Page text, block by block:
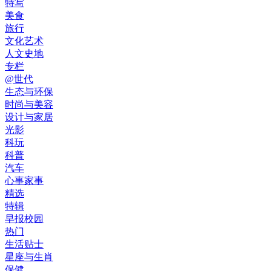
特写
美食
旅行
文化艺术
人文史地
专栏
@世代
生态与环保
时尚与美容
设计与家居
光影
科玩
科普
汽车
心事家事
精选
特辑
早报校园
热门
生活贴士
星座与生肖